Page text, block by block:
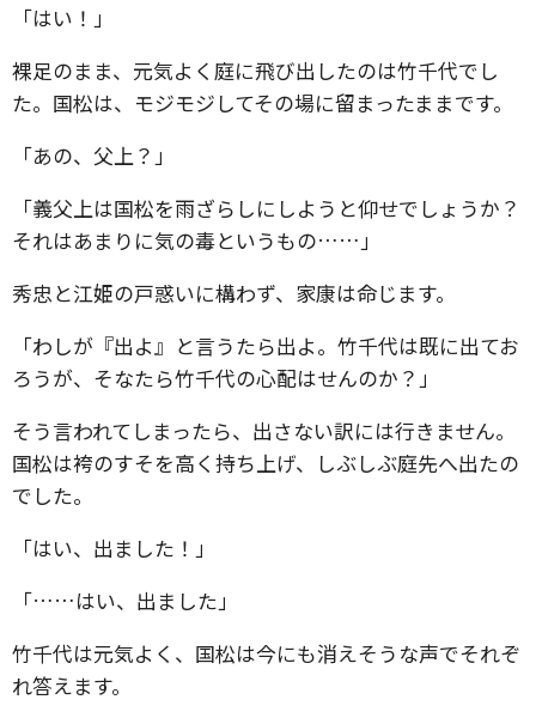
「はい！」
裸足のまま、元気よく庭に飛び出したのは竹千代でし
た。国松は、モジモジしてその場に留まったままです。
「あの、父上？」
「義父上は国松を雨ざらしにしようと仰せでしょうか？
それはあまりに気の毒というもの……」
秀忠と江姫の戸惑いに構わず、家康は命じます。
「わしが『出よ』と言うたら出よ。竹千代は既に出てお
ろうが、そなたら竹千代の心配はせんのか？」
そう言われてしまったら、出さない訳には行きません。
国松は袴のすそを高く持ち上げ、しぶしぶ庭先へ出たの
でした。
「はい、出ました！」
「……はい、出ました」
竹千代は元気よく、国松は今にも消えそうな声でそれぞ
れ答えます。